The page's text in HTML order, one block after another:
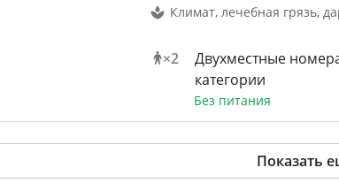
Климат, лечебная грязь,
×2
Двухместные
категории
Без питания
Показать